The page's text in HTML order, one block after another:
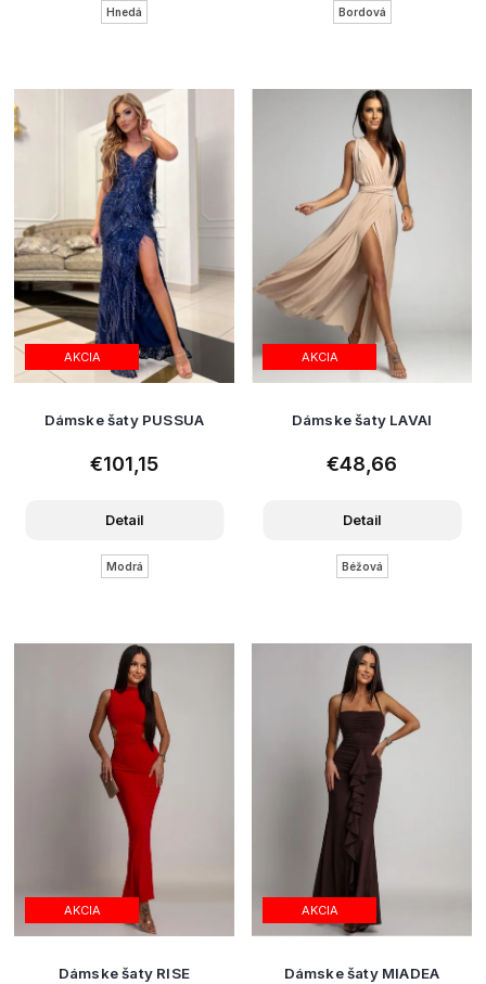
Hnedá Bordová
AKCIA
Dámske šaty PUSSUA
€101,15
Detail
Modrá
AKCIA
Dámske šaty LAVAI
€48,66
Detail
Béžová
AKCIA
Dámske šaty RISE
AKCIA
Dámske šaty MIADEA